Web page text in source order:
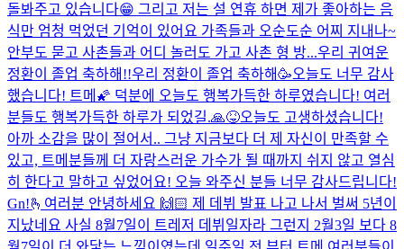
돌봐주고 있습니다😁 그리고 저는 설 연휴 하면 제가 좋아하는 음
식만 엄청 먹었던 기억이 있어요 가족들과 오순도순 어찌 지내나~
안부도 묻고 사촌들과 어디 놀러도 가고 사촌 형 방...우리 귀여운
정환이 졸업 축하해!!우리 정환이 졸업 축하해🥳오늘도 너무 감사
했습니다! 트메🌠 덕분에 오늘도 행복가득한 하루였습니다! 여러
분들도 행복가득한 하루가 되었길.🙏😝오늘도 고생하셨습니다!
아까 소감을 많이 절어서.. 그냥 지금보다 더 제 자신이 만족할 수
있고, 트메분들께 더 자랑스러운 가수가 될 때까지 쉬지 않고 열심
히 한다고 말하고 싶었어요! 오늘 와주신 분들 너무 감사드립니다!
Gn!🫰 여러분 안녕하세요 🙌🏻 제 데뷔 발표 나고 나서 벌써 5년이
지났네요 사실 8월7일이 트레저 데뷔일자라 그런지 2월3일 보다 8